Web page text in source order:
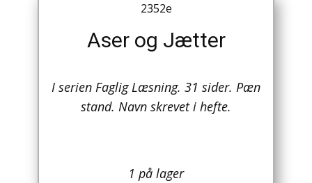
Antikke / Specielle Bøger
Antikviteter
Arkitektur
2352e
Aser og Jætter
I serien Faglig Læsning. 31 sider. Pæn
stand. Navn skrevet i hefte.
1 på lager